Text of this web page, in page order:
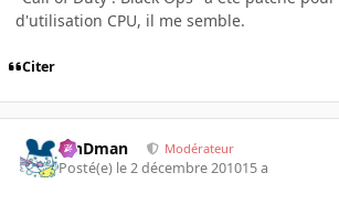
d'utilisation CPU, il me semble.
Citer
RinDman Modérateur
Posté(e) le 2 décembre 201015 a